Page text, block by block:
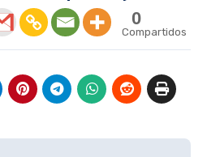
0
Compartidos